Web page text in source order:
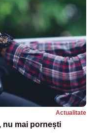
Actualitate
nu mai pornești